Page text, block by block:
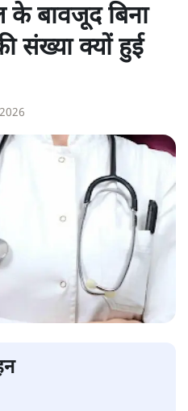
के बावजूद बिना
संख्या क्यों हुई